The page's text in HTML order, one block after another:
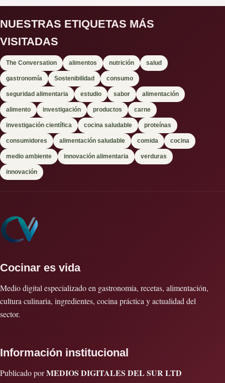
NUESTRAS ETIQUETAS MÁS
VISITADAS
The Conversation alimentos nutrición salud
gastronomía Sostenibilidad consumo
seguridad alimentaria estudio sabor alimentación
alimento investigación productos carne
investigación científica cocina saludable proteínas
consumidores alimentación saludable comida cocina
medio ambiente innovación alimentaria verduras
innovación
Cocinar es vida
Medio digital especializado en gastronomía, recetas, alimentación,
cultura culinaria, ingredientes, cocina práctica y actualidad del
sector.
Información institucional
Publicado porMEDIOS DIGITALES DEL SUR LTD